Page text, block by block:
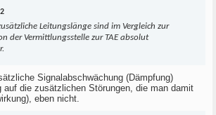
Leitungslänge sind im Vergleich zur
der Vermittlungsstelle zur TAE absolut
Signalabschwächung (Dämpfung)
auf die zusätzlichen Störungen, die man damit
eben nicht.